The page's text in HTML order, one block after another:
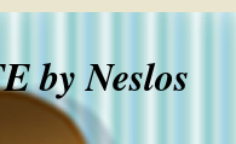
by Neslos